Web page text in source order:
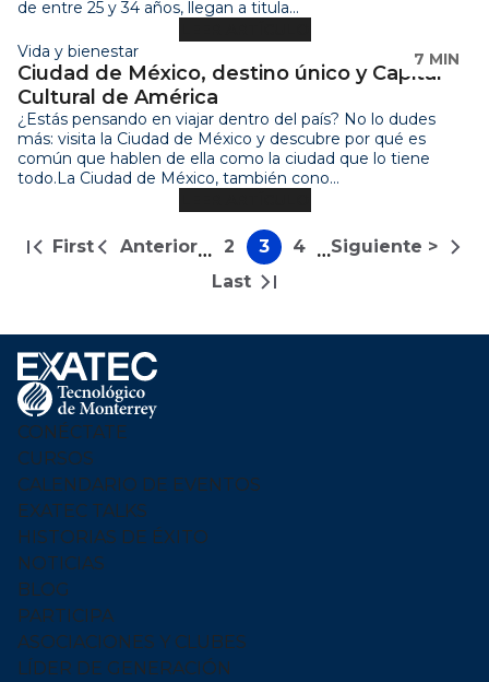
de entre 25 y 34 años, llegan a titula...
7 MIN
Vida y bienestar
Ciudad de México, destino único y Capital
Cultural de América
¿Estás pensando en viajar dentro del país? No lo dudes
más: visita la Ciudad de México y descubre por qué es
común que hablen de ella como la ciudad que lo tiene
todo.La Ciudad de México, también cono...
Paginación
Primera
First
Página
anterior
Anterior… Página
2 Página
3 Página
4 …
Siguiente
Siguiente >
Última
Last
Footer
Menu
Logo
CONÉCTATE
CURSOS
CALENDARIO DE EVENTOS
EXATEC TALKS
HISTORIAS DE ÉXITO
NOTICIAS
BLOG
PARTICIPA
ASOCIACIONES Y CLUBES
LÍDER DE GENERACIÓN